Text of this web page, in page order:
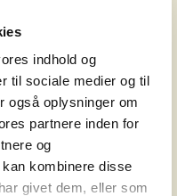
indhold og
til sociale medier og til
også oplysninger om
partnere inden for
og
kombinere disse
givet dem, eller som
Ellers
i
din søgning.